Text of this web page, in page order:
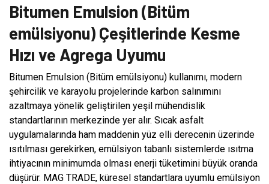
Bitumen Emulsion (Bitüm
emülsiyonu) Çeşitlerinde Kesme
Hızı ve Agrega Uyumu
Bitumen Emulsion (Bitüm emülsiyonu) kullanımı, modern
şehircilik ve karayolu projelerinde karbon salınımını
azaltmaya yönelik geliştirilen yeşil mühendislik
standartlarının merkezinde yer alır. Sıcak asfalt
uygulamalarında ham maddenin yüz elli derecenin üzerinde
ısıtılması gerekirken, emülsiyon tabanlı sistemlerde ısıtma
ihtiyacının minimumda olması enerji tüketimini büyük oranda
düşürür. MAG TRADE, küresel standartlara uyumlu emülsiyon